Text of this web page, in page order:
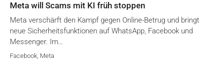
Meta will Scams mit KI früh stoppen
Meta verschärft den Kampf gegen Online-Betrug und bringt
neue Sicherheitsfunktionen auf WhatsApp, Facebook und
Messenger. Im…
Facebook, Meta